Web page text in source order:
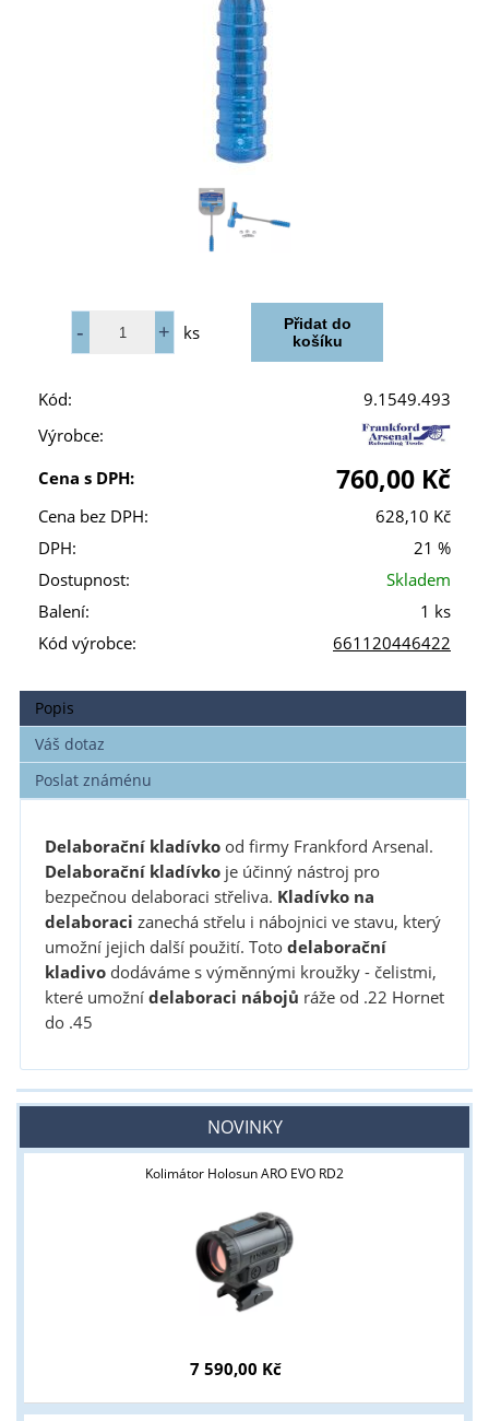
ks
Kód:
9.1549.493
Výrobce:
Cena s DPH:
760,00 Kč
Cena bez DPH:
628,10 Kč
DPH:
21 %
Dostupnost:
Skladem
Balení:
1 ks
Kód výrobce:
661120446422
Popis
Váš dotaz
Poslat známénu
Delaborační kladívkood firmy Frankford Arsenal.
Delaborační kladívkoje účinný nástroj pro
bezpečnou delaboraci střeliva. Kladívko na
delaboraci zanechá střelu i nábojnici ve stavu, který
umožní jejich další použití. Totodelaborační
kladivododáváme s výměnnými kroužky - čelistmi,
které umožnídelaboraci nábojů ráže od .22 Hornet
do .45
NOVINKY
Kolimátor Holosun ARO EVO RD2
7 590,00 Kč